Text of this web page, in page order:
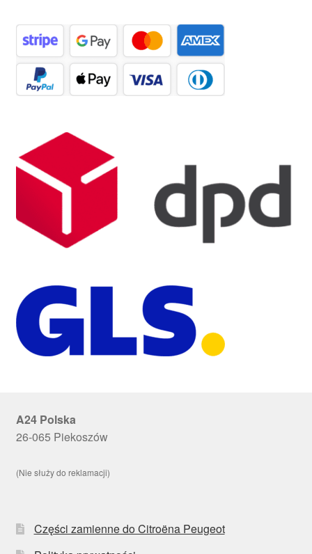
A24 Polska
26-065 Piekoszów
(Nie służy do reklamacji)
Części zamienne do Citroëna Peugeot